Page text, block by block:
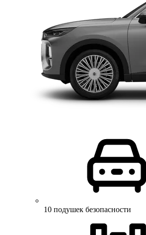
10 подушек безопасности